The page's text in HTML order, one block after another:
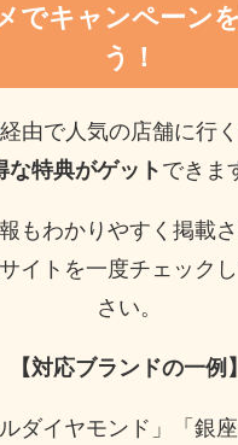
でキャンペーン
う！
経由で人気の店舗に行く
な特典がゲット できま
もわかりやすく掲載
イトを一度チェック
さい。
【対応ブランドの一例】
ルダイヤモンド」「銀